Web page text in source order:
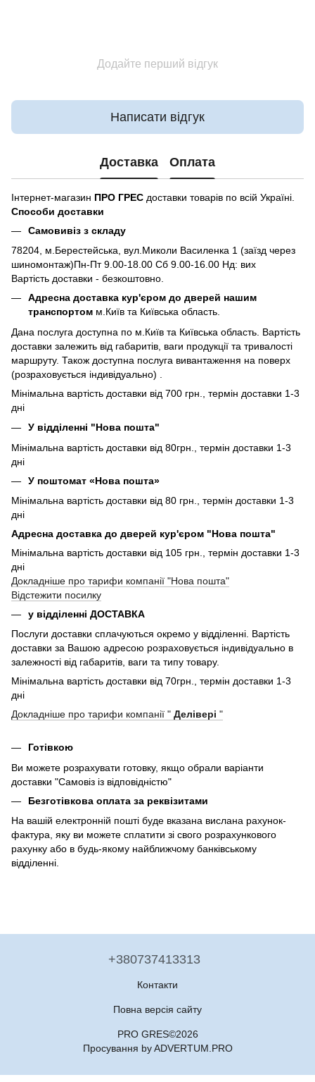
Додайте перший відгук
Написати відгук
Доставка Оплата
Інтернет-магазин ПРО ГРЕС доставки товарів по всій Україні.
Способи доставки
Самовивіз з складу
78204, м.Берестейська, вул.Миколи Василенка 1 (заїзд через
шиномонтаж)Пн-Пт 9.00-18.00 Сб 9.00-16.00 Нд: вих
Вартість доставки - безкоштовно.
Адресна доставка кур'єром до дверей нашим
транспортом м.Київ та Київська область.
Дана послуга доступна по м.Київ та Київська область. Вартість
доставки залежить від габаритів, ваги продукції та тривалості
маршруту. Також доступна послуга вивантаження на поверх
(розраховується індивідуально) .
Мінімальна вартість доставки від 700 грн., термін доставки 1-3
дні
У відділенні "Нова пошта"
Мінімальна вартість доставки від 80грн., термін доставки 1-3
дні
У поштомат «Нова пошта»
Мінімальна вартість доставки від 80 грн., термін доставки 1-3
дні
Адресна доставка до дверей кур'єром "Нова пошта"
Мінімальна вартість доставки від 105 грн., термін доставки 1-3
дні
Докладніше про тарифи компанії "Нова пошта"
Відстежити посилку
у відділенні ДОСТАВКА
Послуги доставки сплачуються окремо у відділенні. Вартість
доставки за Вашою адресою розраховується індивідуально в
залежності від габаритів, ваги та типу товару.
Мінімальна вартість доставки від 70грн., термін доставки 1-3
дні
Докладніше про тарифи компанії " Делівері "
Готівкою
Ви можете розрахувати готовку, якщо обрали варіанти
доставки "Самовіз із відповідністю"
Безготівкова оплата за реквізитами
На вашій електронній пошті буде вказана вислана рахунок-
фактура, яку ви можете сплатити зі свого розрахункового
рахунку або в будь-якому найближчому банківському
відділенні.
+380737413313
Контакти
Повна версія сайту
PRO GRES©2026
Просування by ADVERTUM.PRO